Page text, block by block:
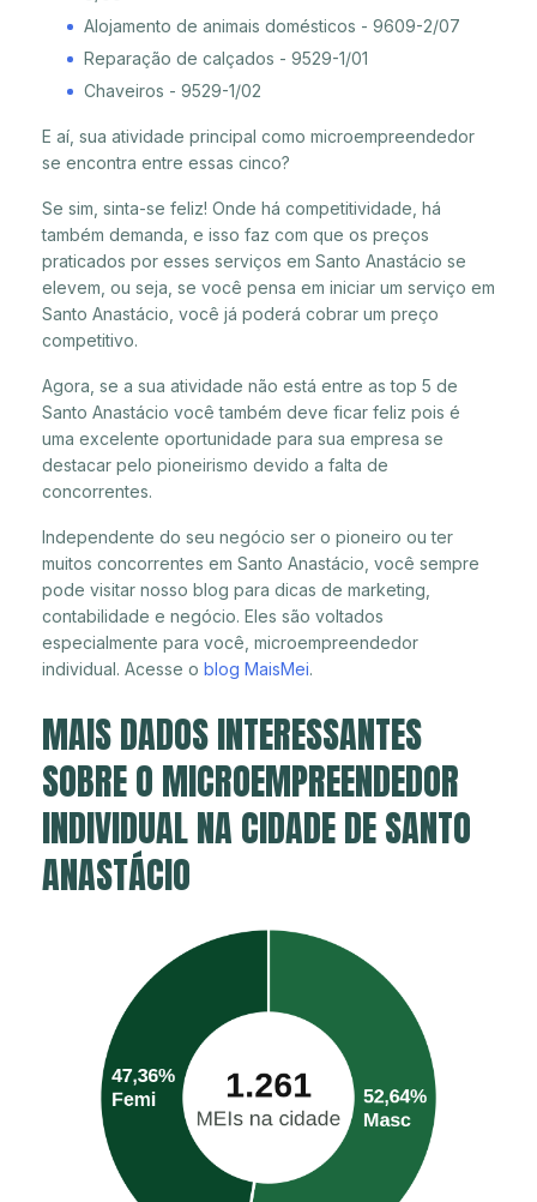
Alojamento de animais domésticos - 9609-2/07
Reparação de calçados - 9529-1/01
Chaveiros - 9529-1/02
E aí, sua atividade principal como microempreendedor
se encontra entre essas cinco?
Se sim, sinta-se feliz! Onde há competitividade, há
também demanda, e isso faz com que os preços
praticados por esses serviços em Santo Anastácio se
elevem, ou seja, se você pensa em iniciar um serviço em
Santo Anastácio, você já poderá cobrar um preço
competitivo.
Agora, se a sua atividade não está entre as top 5 de
Santo Anastácio você também deve ficar feliz pois é
uma excelente oportunidade para sua empresa se
destacar pelo pioneirismo devido a falta de
concorrentes.
Independente do seu negócio ser o pioneiro ou ter
muitos concorrentes em Santo Anastácio, você sempre
pode visitar nosso blog para dicas de marketing,
contabilidade e negócio. Eles são voltados
especialmente para você, microempreendedor
individual. Acesse o blog MaisMei.
MAIS DADOS INTERESSANTES
SOBRE O MICROEMPREENDEDOR
INDIVIDUAL NA CIDADE DE SANTO
ANASTÁCIO